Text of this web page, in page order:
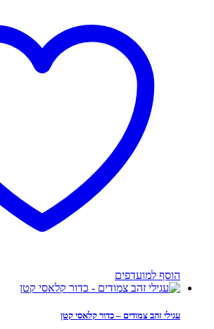
הוסף למועדפים
עגילי זהב צמודים – כדור קלאסי קטן